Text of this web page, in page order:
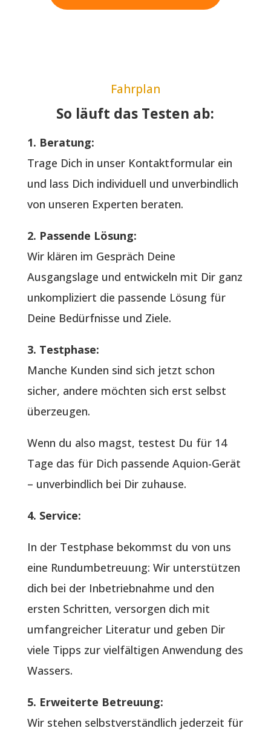
Fahrplan
So läuft das Testen ab:
1. Beratung:
Trage Dich in unser Kontaktformular ein
und lass Dich individuell und unverbindlich
von unseren Experten beraten.
2. Passende Lösung:
Wir klären im Gespräch Deine
Ausgangslage und entwickeln mit Dir ganz
unkompliziert die passende Lösung für
Deine Bedürfnisse und Ziele.
3. Testphase:
Manche Kunden sind sich jetzt schon
sicher, andere möchten sich erst selbst
überzeugen.
Wenn du also magst, testest Du für 14
Tage das für Dich passende Aquion-Gerät
– unverbindlich bei Dir zuhause.
4. Service:
In der Testphase bekommst du von uns
eine Rundumbetreuung: Wir unterstützen
dich bei der Inbetriebnahme und den
ersten Schritten, versorgen dich mit
umfangreicher Literatur und geben Dir
viele Tipps zur vielfältigen Anwendung des
Wassers.
5. Erweiterte Betreuung:
Wir stehen selbstverständlich jederzeit für